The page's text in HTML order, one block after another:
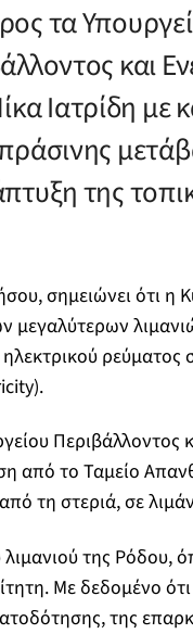
τα
και
Ιατρίδη με
της
σημειώνει ότι η
μεγαλύτερων
ρεύματος
Περιβάλλοντος
από το Ταμείο
τη στεριά, σε
της Ρόδου,
Με δεδομένο
της